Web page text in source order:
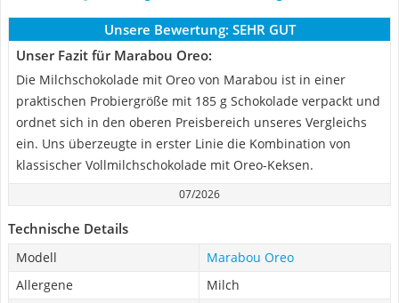
Unsere Bewertung: SEHR GUT
Unser Fazit für Marabou Oreo:
Die Milchschokolade mit Oreo von Marabou ist in einer
praktischen Probiergröße mit 185 g Schokolade verpackt und
ordnet sich in den oberen Preisbereich unseres Vergleichs
ein. Uns überzeugte in erster Linie die Kombination von
klassischer Vollmilchschokolade mit Oreo-Keksen.
07/2026
Technische Details
Modell
Marabou Oreo
Allergene
Milch